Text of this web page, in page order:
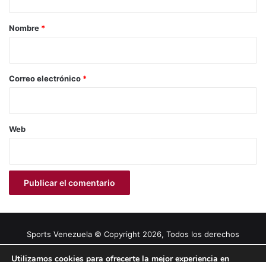
r
*
Nombre *
Correo electrónico *
Web
Sports Venezuela © Copyright 2026, Todos los derechos
Utilizamos cookies para ofrecerte la mejor experiencia en